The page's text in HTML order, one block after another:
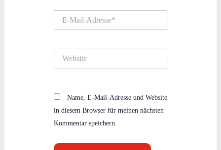
Mail-
Name, E-Mail-Adresse und Website
in diesem Browser für meinen nächsten
Kommentar speichern.